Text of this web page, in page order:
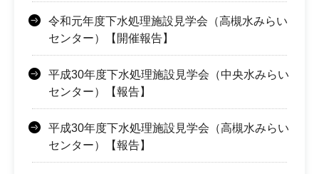
令和元年度下水処理施設見学会（高槻水みらい
センター）【開催報告】
平成30年度下水処理施設見学会（中央水みらい
センター）【報告】
平成30年度下水処理施設見学会（高槻水みらい
センター）【報告】